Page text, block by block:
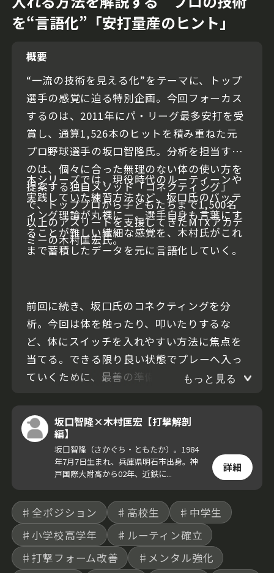
を“言語化”「安打量産のヒント」
概要
“一流の技術を見える化”をテーマに、トップ
選手の感覚に迫る特別企画。今回フォーカス
するのは、2011年にパ・リーグ最多安打を受
賞し、通算1,526本のヒットを積み重ねた元
プロ野球選手の坂口智隆氏。分析を担当する
のは、個々に合った無理のない体の使い方を
提案する独自メソッド「コネクティング」
で、トッププロから子どもたちまで1,500名
以上のアスリートを支援してきたMTXアカデ
ミーの木村匡宏氏。
本シリーズでは、現役時代のルーティーンや
実践していた練習方法など、坂口氏のバッテ
ィング理論が丸裸にー。選手自身も言葉にす
ることが難しい繊細な感覚を、木村氏がこれ
まで蓄積したデータを元に言語化していく。
前回に続き、坂口氏のコネクティングを分
析。今回は体を触ったり、叩いたりするな
ど、体にスイッチを入れやすい方法に焦点を
当てる。できる限り良い状態でプレーへ入っ
ていくために、最善の準備の仕方を学ぶこと
もっと見る
坂口智隆×木村匡宏【打撃解剖
編】
坂口智隆（さかぐち・ともたか）。1984
年7月7日生まれ、兵庫県明石市出身。神
戸国際大附高から02年、近鉄に...
詳細
♯全ポジション ♯高校生
♯中学生
♯小学校高学年
♯ルーティン確立
♯打撃フォーム改善
♯メンタル強化